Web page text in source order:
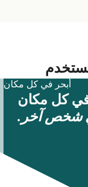
في كل مكان
شخص آخر.